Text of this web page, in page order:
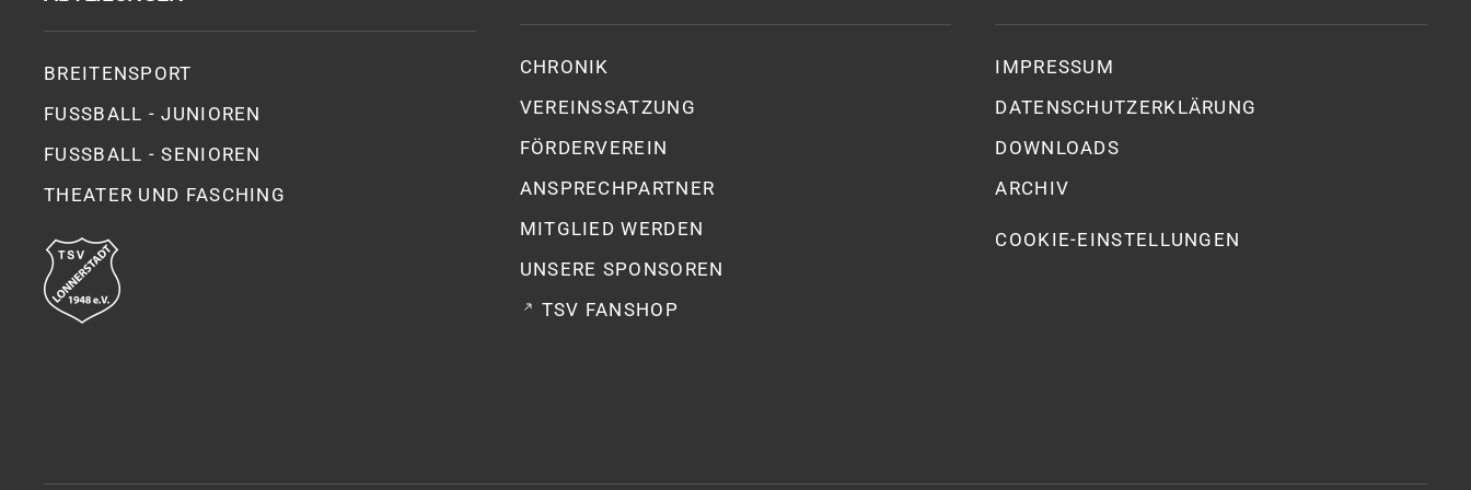
BREITENSPORT
FUSSBALL - JUNIOREN
FUSSBALL - SENIOREN
THEATER UND FASCHING
CHRONIK
VEREINSSATZUNG
FÖRDERVEREIN
ANSPRECHPARTNER
MITGLIED WERDEN
UNSERE SPONSOREN
TSV FANSHOP
IMPRESSUM
DATENSCHUTZ­ERKLÄRUNG
DOWNLOADS
ARCHIV
COOKIE-EINSTELLUNGEN